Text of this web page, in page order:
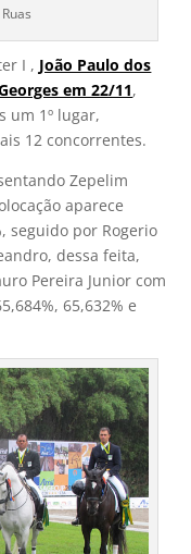
I , João Paulo dos
em 22/11,
um 1º lugar,
12 concorrentes.
Zepelim
aparece
seguido por Rogerio
dessa feita,
Pereira Junior com
65,632% e